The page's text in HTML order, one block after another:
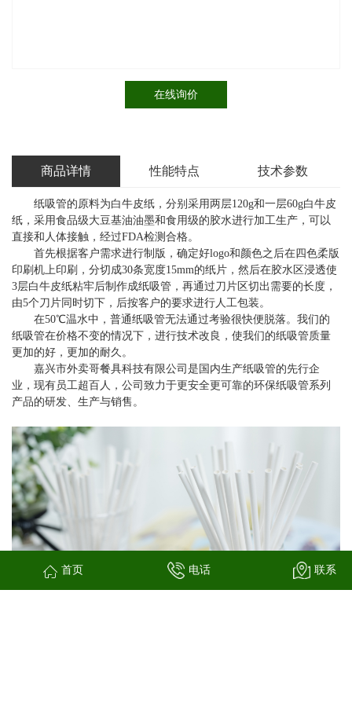
在线询价
商品详情 性能特点 技术参数
纸吸管的原料为白牛皮纸，分别采用两层120g和一层60g白牛皮
纸，采用食品级大豆基油油墨和食用级的胶水进行加工生产，可以
直接和人体接触，经过FDA检测合格。
首先根据客户需求进行制版，确定好logo和颜色之后在四色柔版
印刷机上印刷，分切成30条宽度15mm的纸片，然后在胶水区浸透使
3层白牛皮纸粘牢后制作成纸吸管，再通过刀片区切出需要的长度，
由5个刀片同时切下，后按客户的要求进行人工包装。
在50℃温水中，普通纸吸管无法通过考验很快便脱落。我们的
纸吸管在价格不变的情况下，进行技术改良，使我们的纸吸管质量
更加的好，更加的耐久。
嘉兴市外卖哥餐具科技有限公司是国内生产纸吸管的先行企
业，现有员工超百人，公司致力于更安全更可靠的环保纸吸管系列
产品的研发、生产与销售。
首页 电话 联系